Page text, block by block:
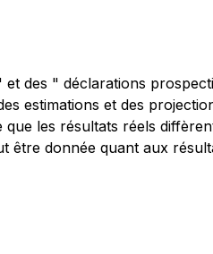
des " déclarations
estimations et des
les résultats réels
être donnée quant aux